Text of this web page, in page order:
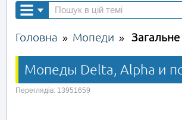
Головна » Мопеди » Загальне
Мопеды Delta, Alpha и
Переглядів: 13951659